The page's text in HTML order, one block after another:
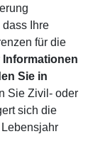
Ihre
für die
Informationen
Sie in
Sie Zivil- oder
sich die